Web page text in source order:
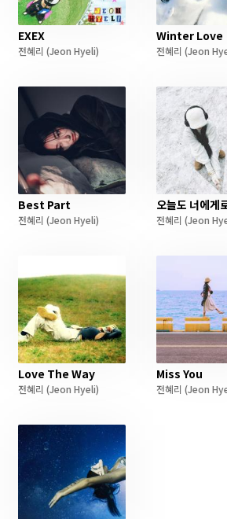
EXEX
전혜리 (Jeon Hyeli)
Winter Love
전혜리 (Jeon
Best Part
전혜리 (Jeon Hyeli)
오늘도 너에게
전혜리 (Jeon
Love The Way
전혜리 (Jeon Hyeli)
Miss You
전혜리 (Jeon